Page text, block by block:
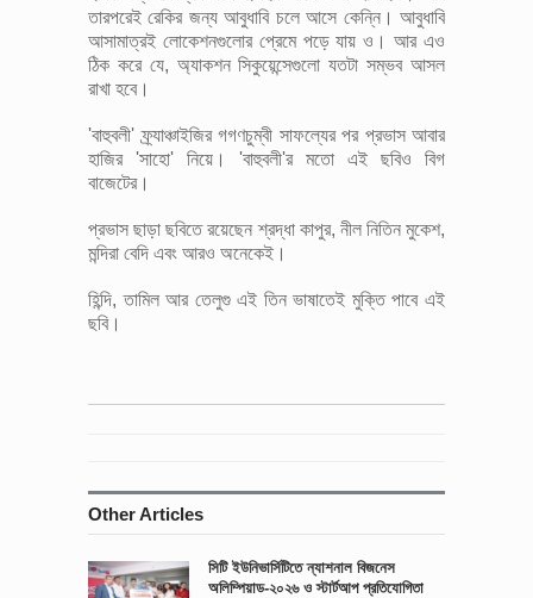
তারপরেই রেকির জন্য আবুধাবি চলে আসে কেন্নি। আবুধাবি
আসামাত্রই লোকেশনগুলোর প্রেমে পড়ে যায় ও। আর এও
ঠিক করে যে, অ্যাকশন সিকুয়েন্সেগুলো যতটা সম্ভব আসল
রাখা হবে।
'বাহুবলী' ফ্র্যাঞ্চাইজির গগণচুম্বী সাফল্যের পর প্রভাস আবার
হাজির 'সাহো' নিয়ে। 'বাহুবলী'র মতো এই ছবিও বিগ
বাজেটের।
প্রভাস ছাড়া ছবিতে রয়েছেন শ্রদ্ধা কাপুর, নীল নিতিন মুকেশ,
মন্দিরা বেদি এবং আরও অনেকেই।
হিন্দি, তামিল আর তেলুগু এই তিন ভাষাতেই মুক্তি পাবে এই
ছবি।
Other Articles
সিটি ইউনিভার্সিটিতে ন্যাশনাল বিজনেস
অলিম্পিয়াড-২০২৬ ও স্টার্টআপ প্রতিযোগিতা